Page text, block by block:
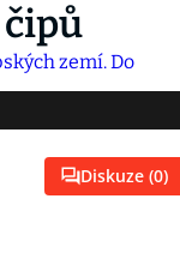
Diskuze (0)